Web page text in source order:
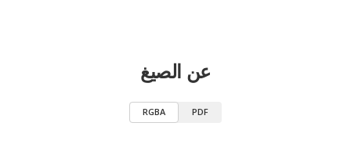
عن الصيغ
RGBA PDF